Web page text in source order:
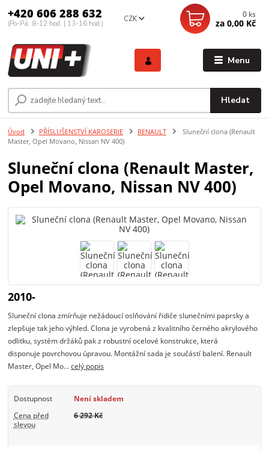
Menu
CZK
Hledat
+420 606 288 632
(Po-Pá, 8-12 hod. | 13-16 hod.)
0 ks
za 0,00 Kč
Úvod PŘÍSLUŠENSTVÍ KAROSERIE RENAULT
Sluneční clona (Renault
Master, Opel Movano, Nissan NV 400)
Sluneční clona (Renault Master,
Opel Movano, Nissan NV 400)
2010-
Sluneční clona zmírňuje nežádoucí oslňování řidiče slunečními paprsky a
zlepšuje tak jeho výhled. Clona je vyrobená z kvalitního černého akrylového
odlitku, systém držáků pak z robustní ocelové konstrukce, která
disponuje povrchovou úpravou. Montážní sada je součástí balení. Renault
Master, Opel Mo...celý popis
Dostupnost
Není skladem
Cena před
slevou
6 292 Kč